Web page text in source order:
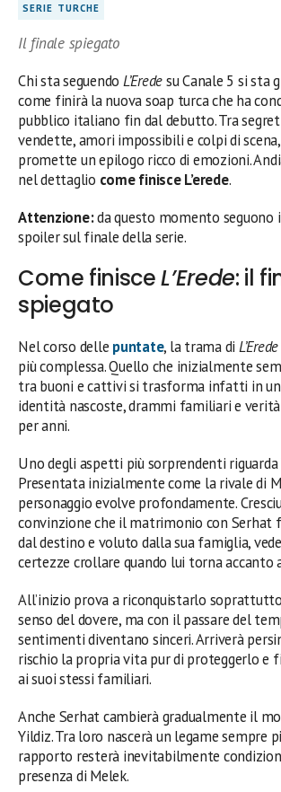
SERIE TURCHE
Il finale spiegato
Chi sta seguendo L’Eredesu Canale 5 si sta
come finirà la nuova soap turca che ha
pubblico italiano fin dal debutto. Tra
vendette, amori impossibili e colpi di
promette un epilogo ricco di emozioni.
nel dettaglio come finisce L’erede.
Attenzione:da questo momento
spoiler sul finale della serie.
Come finisceL’Erede: il
spiegato
Nel corso delle puntate, la trama di L’Erede
più complessa. Quello che inizialmente
tra buoni e cattivi si trasforma infatti in
identità nascoste, drammi familiari e
per anni.
Uno degli aspetti più sorprendenti riguarda
Presentata inizialmente come la rivale di
personaggio evolve profondamente.
convinzione che il matrimonio con Serhat
dal destino e voluto dalla sua famiglia,
certezze crollare quando lui torna accanto
All’inizio prova a riconquistarlo
senso del dovere, ma con il passare del
sentimenti diventano sinceri. Arriverà
rischio la propria vita pur di proteggerlo e
ai suoi stessi familiari.
Anche Serhat cambierà gradualmente il
Yildiz. Tra loro nascerà un legame sempre
rapporto resterà inevitabilmente
presenza di Melek.